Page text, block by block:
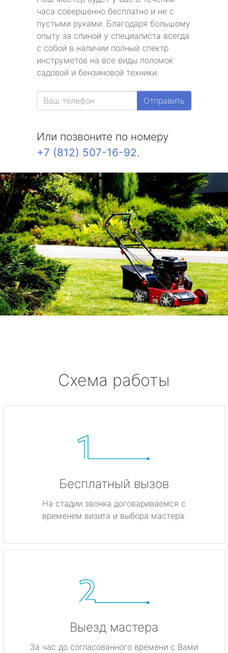
часа совершенно бесплатно и не с
пустыми руками. Благодаря большому
опыту за спиной у специалиста всегда
с собой в наличии полный спектр
инструметов на все виды поломок
садовой и бензиновой техники.
Отправить
Или позвоните по номеру
+7 (812) 507-16-92.
Схема работы
Бесплатный вызов
На стадии звонка договариваемся с
временем визита и выбора мастера.
Выезд мастера
За час до согласованного времени с Вами